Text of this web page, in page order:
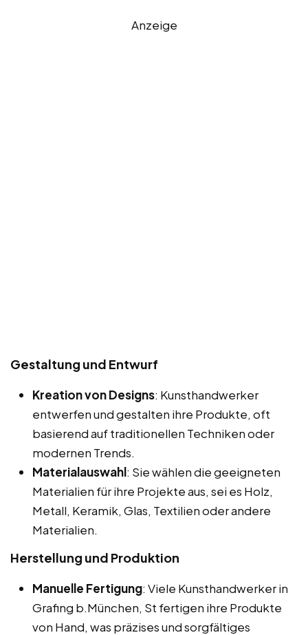
Anzeige
Gestaltung und Entwurf
Kreation von Designs: Kunsthandwerker
entwerfen und gestalten ihre Produkte, oft
basierend auf traditionellen Techniken oder
modernen Trends.
Materialauswahl: Sie wählen die geeigneten
Materialien für ihre Projekte aus, sei es Holz,
Metall, Keramik, Glas, Textilien oder andere
Materialien.
Herstellung und Produktion
Manuelle Fertigung: Viele Kunsthandwerker in
Grafing b.München, St fertigen ihre Produkte
von Hand, was präzises und sorgfältiges